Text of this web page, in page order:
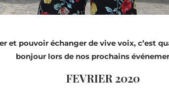
et pouvoir échanger de vive voix, c’est
bonjour lors de nos prochains
FEVRIER 2020